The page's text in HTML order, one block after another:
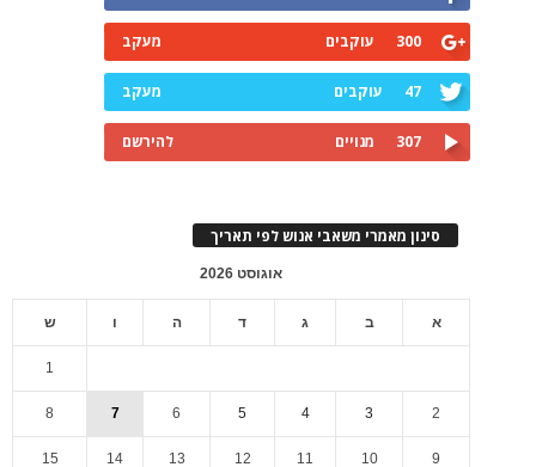
300 עוקבים מעקב
47 עוקבים מעקב
307 מנויים להירשם
סינון מאמרי משאבי אנוש לפי תאריך
אוגוסט 2026
א ב ג ד ה ו ש
1
2
3
4
5
6
7
8
9
10
11
12
13
14
15